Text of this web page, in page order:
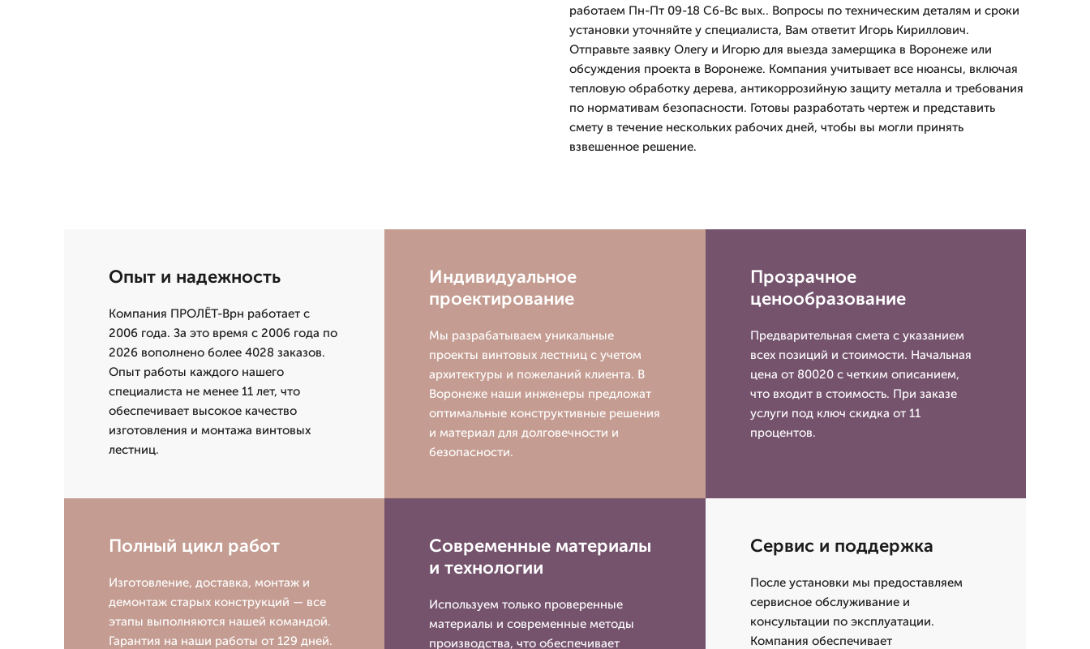
работаем Пн-Пт 09-18 Сб-Вс вых.. Вопросы по техническим деталям и сроки
установки уточняйте у специалиста, Вам ответит Игорь Кириллович.
Отправьте заявку Олегу и Игорю для выезда замерщика в Воронеже или
обсуждения проекта в Воронеже. Компания учитывает все нюансы, включая
тепловую обработку дерева, антикоррозийную защиту металла и требования
по нормативам безопасности. Готовы разработать чертеж и представить
смету в течение нескольких рабочих дней, чтобы вы могли принять
взвешенное решение.
Опыт и надежность
Компания ПРОЛЁТ-Врн работает с
2006 года. За это время с 2006 года по
2026 вополнено более 4028 заказов.
Опыт работы каждого нашего
специалиста не менее 11 лет, что
обеспечивает высокое качество
изготовления и монтажа винтовых
лестниц.
Индивидуальное
проектирование
Мы разрабатываем уникальные
проекты винтовых лестниц с учетом
архитектуры и пожеланий клиента. В
Воронеже наши инженеры предложат
оптимальные конструктивные решения
и материал для долговечности и
безопасности.
Прозрачное
ценообразование
Предварительная смета с указанием
всех позиций и стоимости. Начальная
цена от 80020 с четким описанием,
что входит в стоимость. При заказе
услуги под ключ скидка от 11
процентов.
Полный цикл работ
Изготовление, доставка, монтаж и
демонтаж старых конструкций — все
этапы выполняются нашей командой.
Гарантия на наши работы от 129 дней.
Современные материалы
и технологии
Используем только проверенные
материалы и современные методы
производства, что обеспечивает
Сервис и поддержка
После установки мы предоставляем
сервисное обслуживание и
консультации по эксплуатации.
Компания обеспечивает